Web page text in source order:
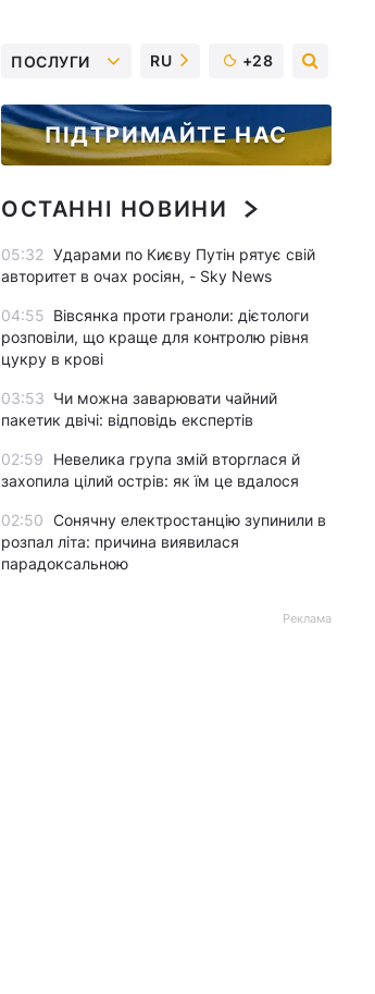
ПОСЛУГИ RU +28
ПІДТРИМАЙТЕ НАС
ОСТАННІ НОВИНИ
05:32 Ударами по Києву Путін рятує свій
авторитет в очах росіян, - Sky News
04:55 Вівсянка проти граноли: дієтологи
розповіли, що краще для контролю рівня
цукру в крові
03:53 Чи можна заварювати чайний
пакетик двічі: відповідь експертів
02:59
Невелика група змій вторглася й
захопила цілий острів: як їм це вдалося
02:50 Сонячну електростанцію зупинили в
розпал літа: причина виявилася
парадоксальною
Реклама